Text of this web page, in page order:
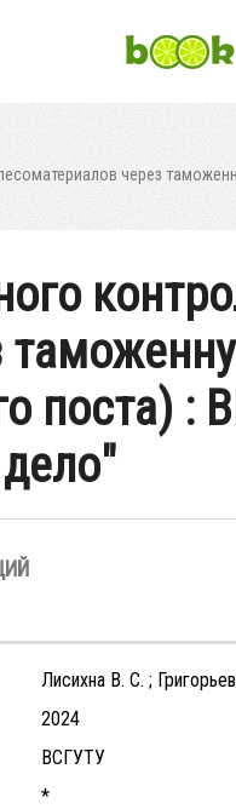
через
поста) :
Лисихна В. С. ;
2024
ВСГУТУ
*